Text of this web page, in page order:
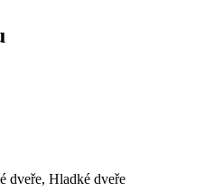
dveře, Hladké dveře